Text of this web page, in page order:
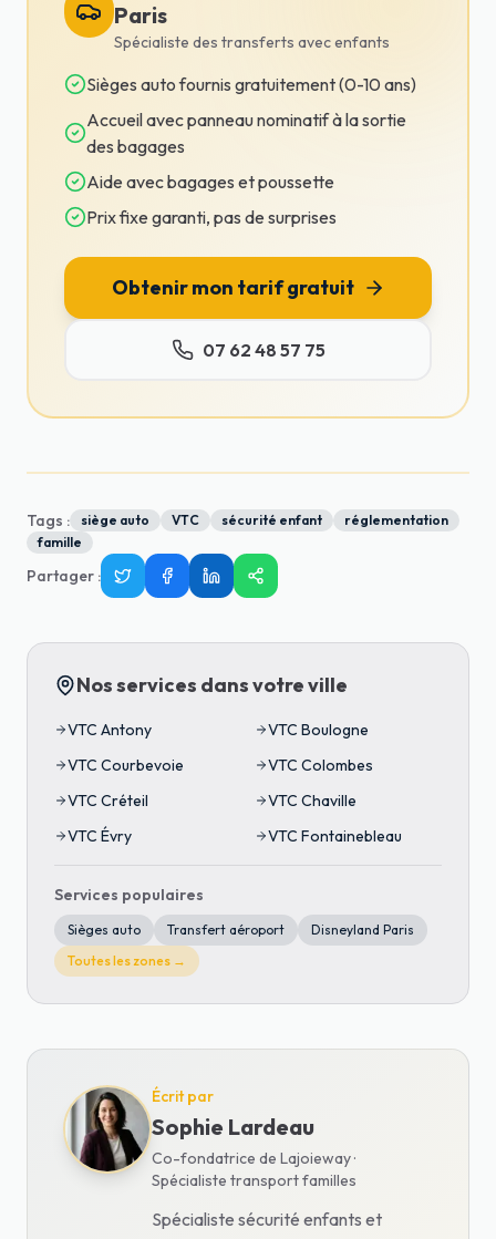
Paris
Spécialiste des transferts avec enfants
Sièges auto fournis gratuitement (0-10 ans)
Accueil avec panneau nominatif à la sortie
des bagages
Aide avec bagages et poussette
Prix fixe garanti, pas de surprises
Obtenir mon tarif gratuit
07 62 48 57 75
Tags : siège auto VTC sécurité enfant
réglementation
famille
Partager :
Nos services dans votre ville
VTC Antony VTC Boulogne
VTC Courbevoie VTC Colombes
VTC Créteil VTC Chaville
VTC Évry VTC Fontainebleau
Services populaires
Sièges auto Transfert aéroport
Disneyland Paris
Toutes les zones →
Écrit par
Sophie Lardeau
Co-fondatrice de Lajoieway ·
Spécialiste transport familles
Spécialiste sécurité enfants et